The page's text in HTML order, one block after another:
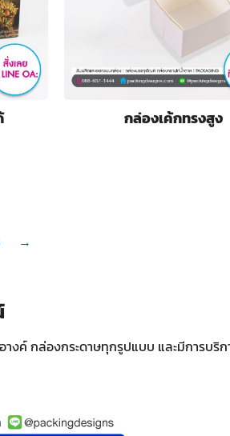
กล่องเค้กทรงสูง
→
างค์ กล่องกระดาษทุกรูปแบบ และมีการบริก